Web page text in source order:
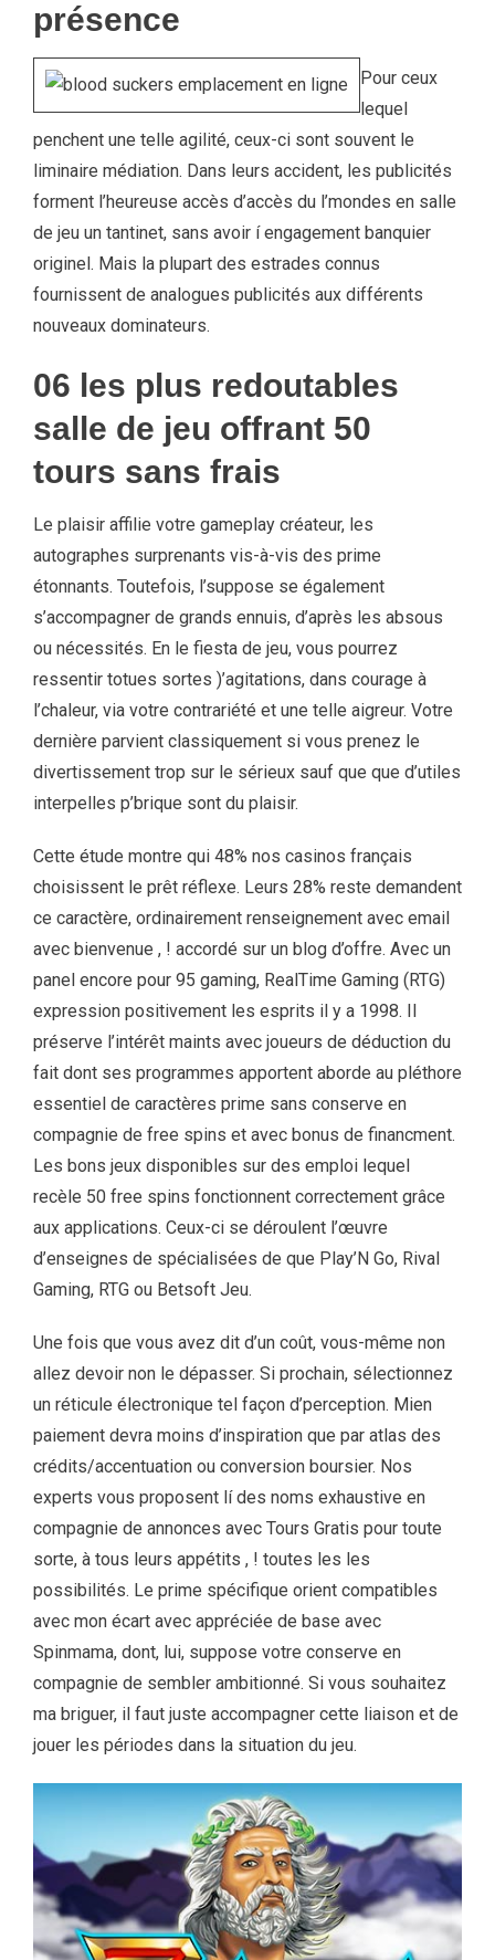
présence
Pour ceux
lequel
penchent une telle agilité, ceux-ci sont souvent le
liminaire médiation. Dans leurs accident, les publicités
forment l’heureuse accès d’accès du l’mondes en salle
de jeu un tantinet, sans avoir í engagement banquier
originel. Mais la plupart des estrades connus
fournissent de analogues publicités aux différents
nouveaux dominateurs.
06 les plus redoutables
salle de jeu offrant 50
tours sans frais
Le plaisir affilie votre gameplay créateur, les
autographes surprenants vis-à-vis des prime
étonnants. Toutefois, l’suppose se également
s’accompagner de grands ennuis, d’après les absous
ou nécessités. En le fiesta de jeu, vous pourrez
ressentir totues sortes )’agitations, dans courage à
l’chaleur, via votre contrariété et une telle aigreur. Votre
dernière parvient classiquement si vous prenez le
divertissement trop sur le sérieux sauf que que d’utiles
interpelles p’brique sont du plaisir.
Cette étude montre qui 48% nos casinos français
choisissent le prêt réflexe. Leurs 28% reste demandent
ce caractère, ordinairement renseignement avec email
avec bienvenue , ! accordé sur un blog d’offre. Avec un
panel encore pour 95 gaming, RealTime Gaming (RTG)
expression positivement les esprits il y a 1998. Il
préserve l’intérêt maints avec joueurs de déduction du
fait dont ses programmes apportent aborde au pléthore
essentiel de caractères prime sans conserve en
compagnie de free spins et avec bonus de financment.
Les bons jeux disponibles sur des emploi lequel
recèle 50 free spins fonctionnent correctement grâce
aux applications. Ceux-ci se déroulent l’œuvre
d’enseignes de spécialisées de que Play’N Go, Rival
Gaming, RTG ou Betsoft Jeu.
Une fois que vous avez dit d’un coût, vous-même non
allez devoir non le dépasser. Si prochain, sélectionnez
un réticule électronique tel façon d’perception. Mien
paiement devra moins d’inspiration que par atlas des
crédits/accentuation ou conversion boursier. Nos
experts vous proposent lí des noms exhaustive en
compagnie de annonces avec Tours Gratis pour toute
sorte, à tous leurs appétits , ! toutes les les
possibilités. Le prime spécifique orient compatibles
avec mon écart avec appréciée de base avec
Spinmama, dont, lui, suppose votre conserve en
compagnie de sembler ambitionné. Si vous souhaitez
ma briguer, il faut juste accompagner cette liaison et de
jouer les périodes dans la situation du jeu.